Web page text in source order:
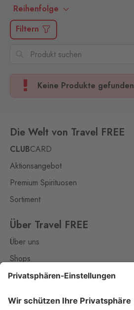
Reihenfolge
Filtern
Keine Produkte gefunden
Die Welt von Travel FREE
CLUBCARD
Aktionsangebot
Premium Spirituosen
Sortiment
Über Travel FREE
Über uns
Shops
Kontakt
Nützliches